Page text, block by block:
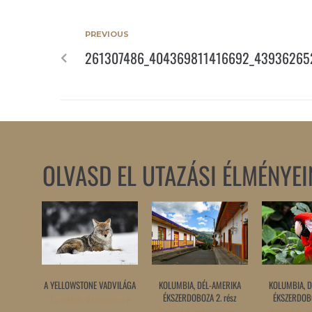
PREVIOUS
OLVASD EL UTAZÁSI
A YELLOWSTONE VADVILÁGA
KOLUMBIA, DÉL-AMERIKA
ÉKSZERDOBOZA 2. rész
KOLUMBIA,